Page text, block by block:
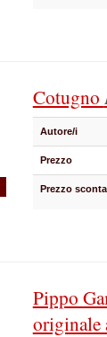
Cotugno
Autore/i
Prezzo
Prezzo
Pippo
originale